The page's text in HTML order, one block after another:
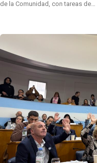
de la Comunidad, con tareas de…